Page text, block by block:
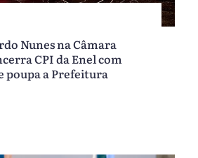
Nunes na Câmara
CPI da Enel com
poupa a Prefeitura